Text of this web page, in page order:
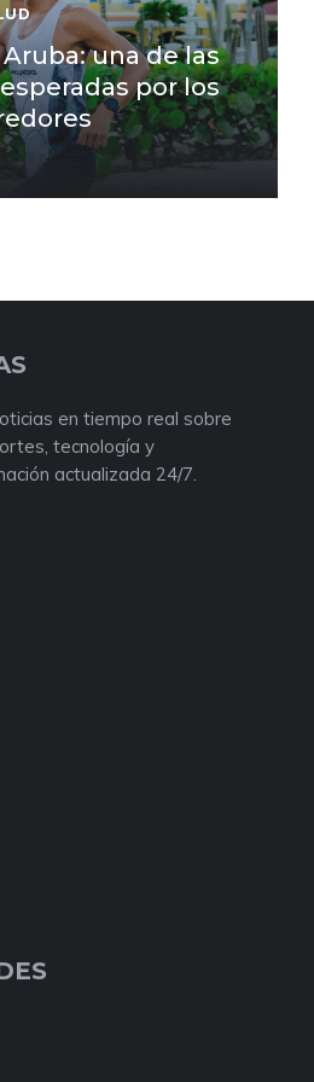
una de las
por los
en tiempo real sobre
tecnología y
actualizada 24/7.